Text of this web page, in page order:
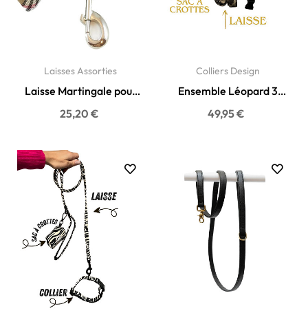
Laisses Assorties
Laisse Martingale pour
Chien - Tissu Haute...
25,20 €
Colliers Design
Ensemble Léopard 3
pièces pour Chien –
Collier,...
49,95 €